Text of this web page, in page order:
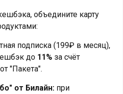
объедините карту
подписка (199₽ в месяц),
до 11% за счёт
"Пакета".
от Билайн: при